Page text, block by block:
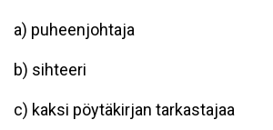
a) puheenjohtaja
b) sihteeri
c) kaksi pöytäkirjan tarkastajaa